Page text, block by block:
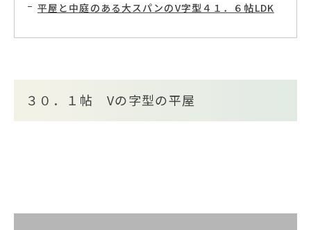
平屋と中庭のある大スパンのV字型４１．６帖LDK
３０．１帖 Vの字型の平屋